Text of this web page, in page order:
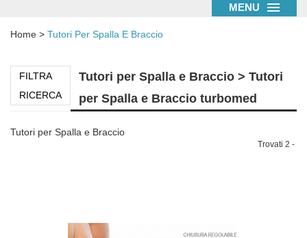
MENU
Home > Tutori Per Spalla E Braccio
FILTRA
RICERCA
Tutori per Spalla e Braccio > Tutori
per Spalla e Braccio turbomed
Tutori per Spalla e Braccio
Trovati 2 -